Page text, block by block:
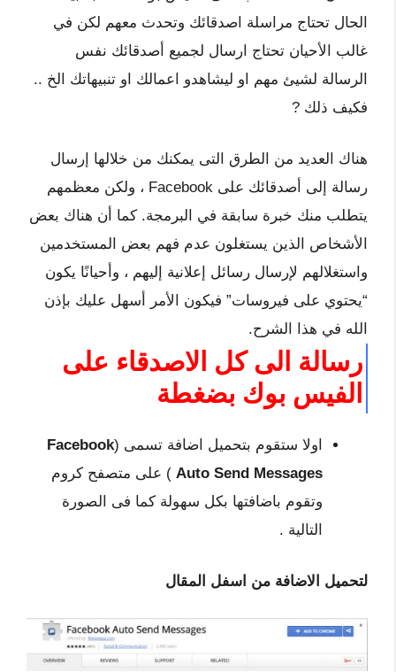
الحال تحتاج مراسلة اصدقائك وتحدث معهم لكن في
غالب الأحيان تحتاج ارسال لجميع أصدقائك نفس
الرسالة لشيئ مهم او ليشاهدو اعمالك او تنبيهاتك الخ ..
فكيف ذلك ?
هناك العديد من الطرق التى يمكنك من خلالها إرسال
رسالة إلى أصدقائك على Facebook ، ولكن معظمهم
يتطلب منك خبرة سابقة في البرمجة. كما أن هناك بعض
الأشخاص الذين يستغلون عدم فهم بعض المستخدمين
واستغلالهم لإرسال رسائل إعلانية إليهم ، وأحيانًا يكون
“يحتوي على فيروسات” فيكون الأمر أسهل عليك بإذن
الله في هذا الشرح.
رسالة الى كل الاصدقاء على
الفيس بوك بضغطة
اولا ستقوم بتحميل اضافة تسمى (Facebook
Auto Send Messages ) على متصفح كروم
وتقوم باضافتها بكل سهولة كما فى الصورة
التالية .
لتحميل الاضافة من اسفل المقال